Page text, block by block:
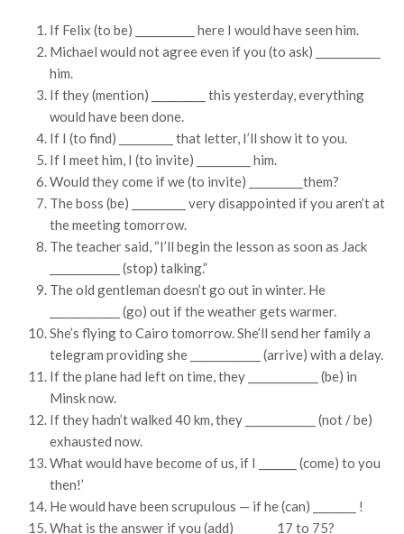
If Felix (to be) ___________ here I would have seen him.
Michael would not agree even if you (to ask) ____________
him.
If they (mention) __________ this yesterday, everything
would have been done.
If I (to find) __________ that letter, I’ll show it to you.
If I meet him, I (to invite) __________ him.
Would they come if we (to invite) __________them?
The boss (be) __________ very disappointed if you aren’t at
the meeting tomorrow.
The teacher said, “I’ll begin the lesson as soon as Jack
_____________ (stop) talking.”
The old gentleman doesn’t go out in winter. He
_____________ (go) out if the weather gets warmer.
She’s flying to Cairo tomorrow. She’ll send her family a
telegram providing she _____________ (arrive) with a delay.
If the plane had left on time, they _____________ (be) in
Minsk now.
If they hadn’t walked 40 km, they _____________ (not / be)
exhausted now.
What would have become of us, if I _______ (come) to you
then!’
He would have been scrupulous — if he (can) ________ !
What is the answer if you (add) _______ 17 to 75?